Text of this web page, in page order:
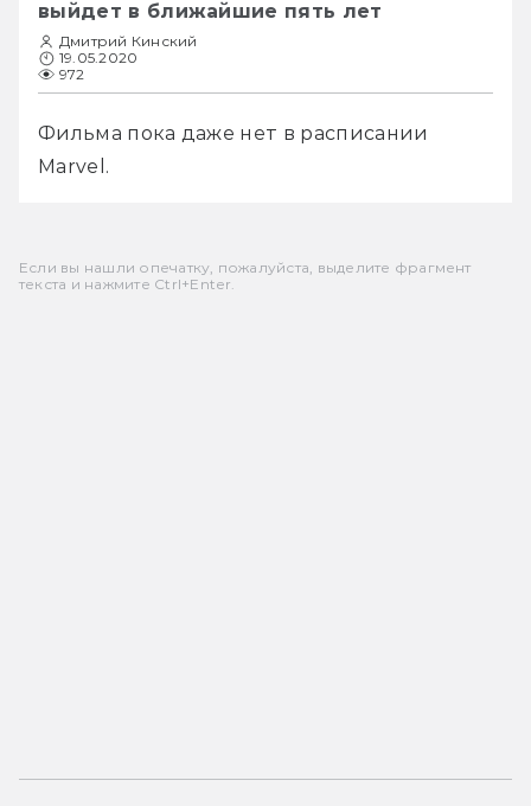
выйдет в ближайшие пять лет
Дмитрий Кинский
19.05.2020
972
Фильма пока даже нет в расписании
Marvel.
Если вы нашли опечатку, пожалуйста, выделите фрагмент
текста и нажмите Ctrl+Enter.